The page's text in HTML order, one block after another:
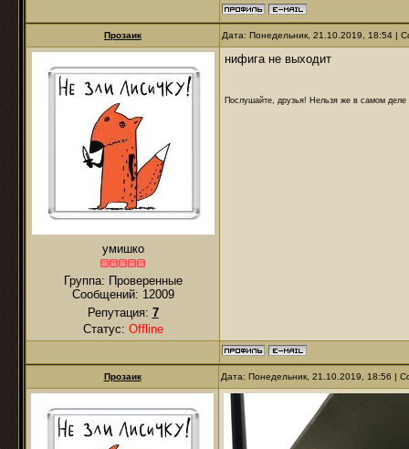
Прозаик Дата: Понедельник, 21.10.2019, 18:54 |
умишко
Группа: Проверенные
Сообщений: 12009
Репутация: 7
Статус: Offline
нифига не выходит
Послушайте, друзья! Нельзя же в самом
Прозаик Дата: Понедельник, 21.10.2019, 18:56 |